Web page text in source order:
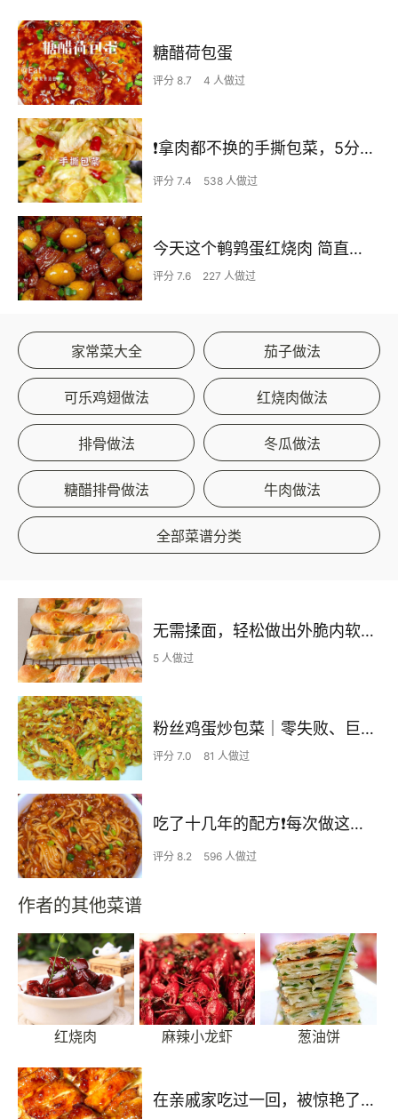
糖醋荷包蛋
评分 8.7 4 人做过
❗拿肉都不换的手撕包菜，5分钟快手家常菜🔥
评分 7.4 538 人做过
今天这个鹌鹑蛋红烧肉 简直不要太下饭了
评分 7.6 227 人做过
家常菜大全 茄子做法
可乐鸡翅做法 红烧肉做法
排骨做法 冬瓜做法
糖醋排骨做法 牛肉做法
全部菜谱分类
无需揉面，轻松做出外脆内软的恰巴塔扭扭棒，手残党们的福利来咯~
5 人做过
粉丝鸡蛋炒包菜｜零失败、巨下饭
评分 7.0 81 人做过
吃了十几年的配方❗️每次做这至少吃2碗
评分 8.2 596 人做过
作者的其他菜谱
红烧肉 麻辣小龙虾 葱油饼
在亲戚家吃过一回，被惊艳了…